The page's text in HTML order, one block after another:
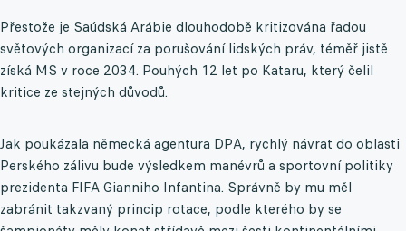
Přestože je Saúdská Arábie dlouhodobě kritizována řadou
světových organizací za porušování lidských práv, téměř jistě
získá MS v roce 2034. Pouhých 12 let po Kataru, který čelil
kritice ze stejných důvodů.
Jak poukázala německá agentura DPA, rychlý návrat do oblasti
Perského zálivu bude výsledkem manévrů a sportovní politiky
prezidenta FIFA Gianniho Infantina. Správně by mu měl
zabránit takzvaný princip rotace, podle kterého by se